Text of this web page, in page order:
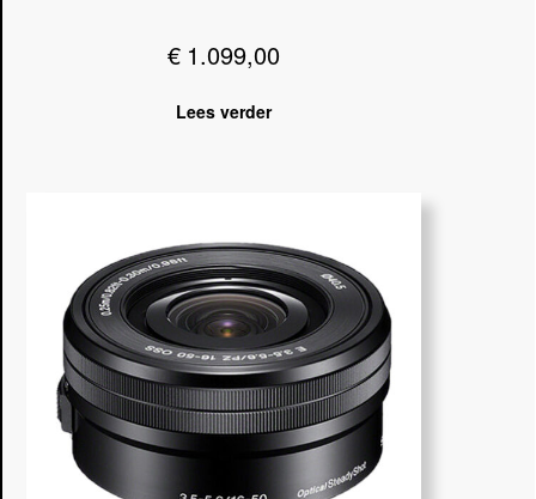
€ 1.099,00
Lees verder